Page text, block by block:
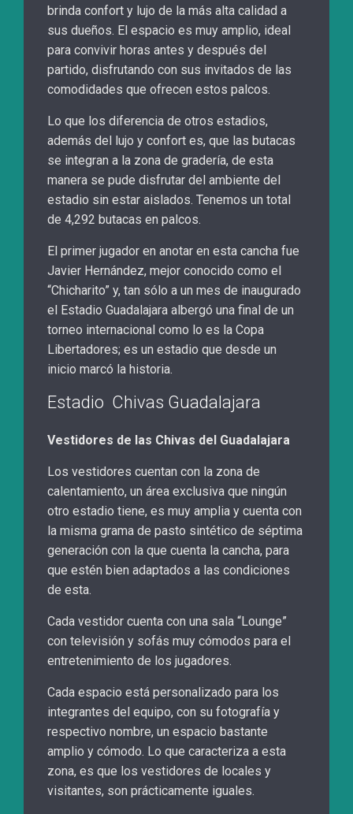
brinda confort y lujo de la más alta calidad a
sus dueños. El espacio es muy amplio, ideal
para convivir horas antes y después del
partido, disfrutando con sus invitados de las
comodidades que ofrecen estos palcos.
Lo que los diferencia de otros estadios,
además del lujo y confort es, que las butacas
se integran a la zona de gradería, de esta
manera se pude disfrutar del ambiente del
estadio sin estar aislados. Tenemos un total
de 4,292 butacas en palcos.
El primer jugador en anotar en esta cancha fue
Javier Hernández, mejor conocido como el
“Chicharito” y, tan sólo a un mes de inaugurado
el Estadio Guadalajara albergó una final de un
torneo internacional como lo es la Copa
Libertadores; es un estadio que desde un
inicio marcó la historia.
Estadio Chivas Guadalajara
Vestidores de las Chivas del Guadalajara
Los vestidores cuentan con la zona de
calentamiento, un área exclusiva que ningún
otro estadio tiene, es muy amplia y cuenta con
la misma grama de pasto sintético de séptima
generación con la que cuenta la cancha, para
que estén bien adaptados a las condiciones
de esta.
Cada vestidor cuenta con una sala “Lounge”
con televisión y sofás muy cómodos para el
entretenimiento de los jugadores.
Cada espacio está personalizado para los
integrantes del equipo, con su fotografía y
respectivo nombre, un espacio bastante
amplio y cómodo. Lo que caracteriza a esta
zona, es que los vestidores de locales y
visitantes, son prácticamente iguales.